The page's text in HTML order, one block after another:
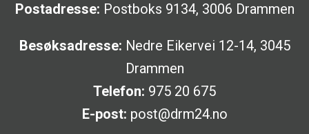
Postadresse: Postboks 9134, 3006 Drammen
Besøksadresse: Nedre Eikervei 12-14, 3045
Drammen
Telefon: 975 20 675
E-post: post@drm24.no